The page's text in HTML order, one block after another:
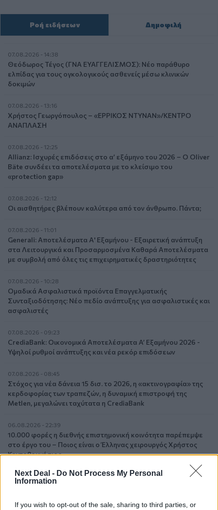
Next Deal - Do Not Process My Personal
Information
If you wish to opt-out of the sale, sharing to third parties, or
Ροή ειδήσεων Δημοφιλή
07.08.2026 - 14:38
Θεόδωρος Τέγος (ΓΝΑ ΕΥΑΓΓΕΛΙΣΜΟΣ): Νέο παράθυρο
ελπίδας για τους ογκολογικούς ασθενείς μέσω κλινικών
δοκιμών
07.08.2026 - 13:16
Χρήστος Γεωργόπουλος – «ΕΡΡΙΚΟΣ ΝΤΥΝΑΝ»/ΚΕΝΤΡΟ
ΑΝΑΠΛΑΣΗ
07.08.2026 - 12:25
Allianz: Ισχυρές επιδόσεις στο α’ εξάμηνο του 2026 – Ο Oliver
Bäte συνδέει τα αποτελέσματα με το κλείσιμο του
«protection gap»
07.08.2026 - 12:12
Οι αισθητήρες βλέπουν καλύτερα από τον άνθρωπο. Πάντα;
07.08.2026 - 11:01
Generali: Αποτελέσματα Α' Εξαμήνου - Εξαιρετική ανάπτυξη
στα Λειτουργικά και Προσαρμοσμένα Καθαρά Αποτελέσματα
με συμβολή από όλες τις επιχειρηματικές δραστηριότητες
07.08.2026 - 10:28
Ομαδικά Ασφαλιστικά προϊόντα Επαγγελματικής
Συνταξιοδότησης: Νέο πεδίο ανάπτυξης για ασφαλιστικές και
ασφαλιστές
07.08.2026 - 09:23
CrediaBank: Οικονομικά Αποτελέσματα A’ Εξαμήνου 2026 -
Υψηλοί ρυθμοί ανάπτυξης και νέα ρεκόρ επιδόσεων
07.08.2026 - 08:45
Στόχος για νέα δάνεια 15 δισ. το 2026, η «ακτινογραφία» της
κερδοφορίας των τραπεζών, η δυναμική επιστροφή της
Metlen, μεγαλώνει ταχύτατα η CrediaBank
06.08.2026 - 22:39
10.000 φορές η διεθνής επιστημονική κοινότητα παρέπεμψε
στο έργο του – Ποιος είναι ο Έλληνας χειρουργός Χρήστος
Κοντοβουνήσιος
06.08.2026 - 14:55
Μιχάλης Τάτσης, Insurance & Healthcare Analyst, διευθυντής